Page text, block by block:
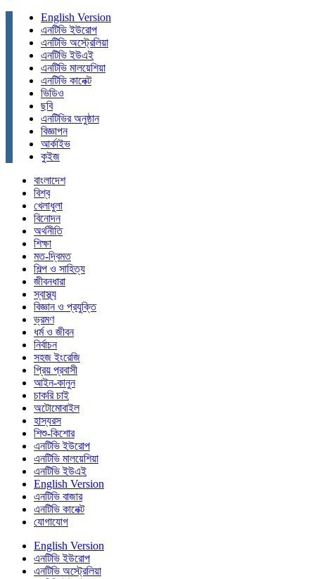
English Version
এনটিভি ইউরোপ
এনটিভি অস্ট্রেলিয়া
এনটিভি ইউএই
এনটিভি মালয়েশিয়া
এনটিভি কানেক্ট
ভিডিও
ছবি
এনটিভির অনুষ্ঠান
বিজ্ঞাপন
আর্কাইভ
কুইজ
বাংলাদেশ
বিশ্ব
খেলাধুলা
বিনোদন
অর্থনীতি
শিক্ষা
মত-দ্বিমত
শিল্প ও সাহিত্য
জীবনধারা
স্বাস্থ্য
বিজ্ঞান ও প্রযুক্তি
ভ্রমণ
ধর্ম ও জীবন
নির্বাচন
সহজ ইংরেজি
প্রিয় প্রবাসী
আইন-কানুন
চাকরি চাই
অটোমোবাইল
হাস্যরস
শিশু-কিশোর
এনটিভি ইউরোপ
এনটিভি মালয়েশিয়া
এনটিভি ইউএই
English Version
এনটিভি বাজার
এনটিভি কানেক্ট
যোগাযোগ
English Version
এনটিভি ইউরোপ
এনটিভি অস্ট্রেলিয়া